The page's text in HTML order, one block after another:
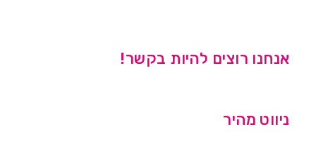
אנחנו רוצים להיות בקשר!
ניווט מהיר